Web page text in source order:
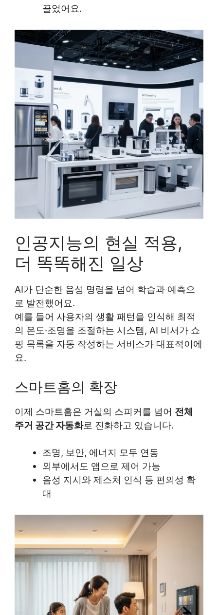
끌었어요.
인공지능의 현실 적용,
더 똑똑해진 일상
AI가 단순한 음성 명령을 넘어 학습과 예측으
로 발전했어요.
예를 들어 사용자의 생활 패턴을 인식해 최적
의 온도·조명을 조절하는 시스템, AI 비서가 쇼
핑 목록을 자동 작성하는 서비스가 대표적이에
요.
스마트홈의 확장
이제 스마트홈은 거실의 스피커를 넘어 전체
주거 공간 자동화로 진화하고 있습니다.
조명, 보안, 에너지 모두 연동
외부에서도 앱으로 제어 가능
음성 지시와 제스처 인식 등 편의성 확
대